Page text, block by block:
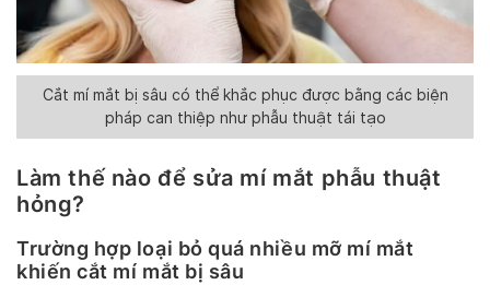
Cắt mí mắt bị sâu có thể khắc phục được bằng các biện
pháp can thiệp như phẫu thuật tái tạo
Làm thế nào để sửa mí mắt phẫu thuật
hỏng?
Trường hợp loại bỏ quá nhiều mỡ mí mắt
khiến cắt mí mắt bị sâu